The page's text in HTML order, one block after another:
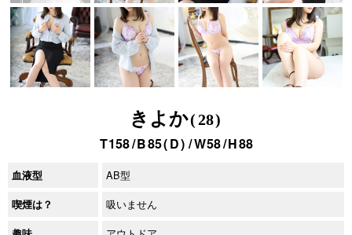
きよか 28
158 85 D 58 88
血液型 AB型
喫煙は？ 吸いません